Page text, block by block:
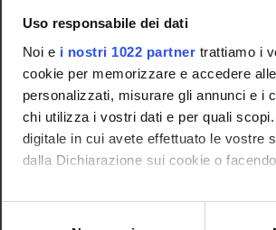
Uso responsabile dei dati
Noi e i nostri 1022 partner trattiamo i
cookie per memorizzare e accedere
personalizzati, misurare gli annunci e i
chi utilizza i vostri dati e per quali
digitale in cui avete effettuato le vostre
dalla Dichiarazione sui cookie o
Con il tuo consenso, vorremmo anche:
Must-have: Introduction to
Prerequisites: Database
Bibliography
Reference texts
ACTIVITY